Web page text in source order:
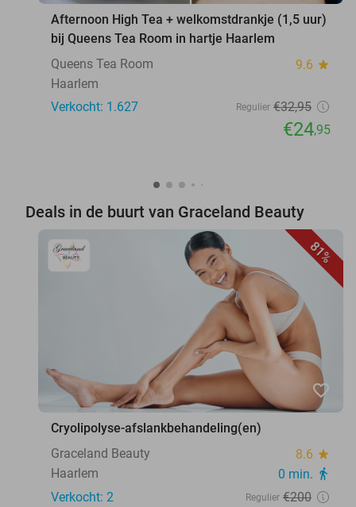
Afternoon High Tea + welkomstdrankje (1,5 uur)
bij Queens Tea Room in hartje Haarlem
Queens Tea Room
9.6 star
Haarlem
Verkocht: 1.627
Regulier €32,95
€24,95
Deals in de buurt van Graceland Beauty
81%
favorite_border
Cryolipolyse-afslankbehandeling(en)
Graceland Beauty
8.6 star
Haarlem 0 min. directions_walk
Verkocht: 2 Regulier €200